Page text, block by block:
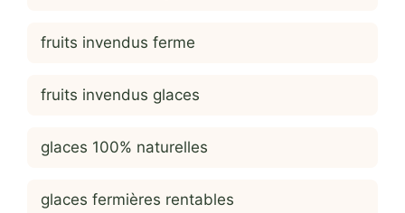
fruits invendus ferme
fruits invendus glaces
glaces 100% naturelles
glaces fermières rentables